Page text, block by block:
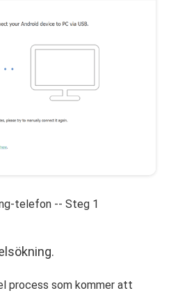
telefon -- Steg 1
process som kommer att